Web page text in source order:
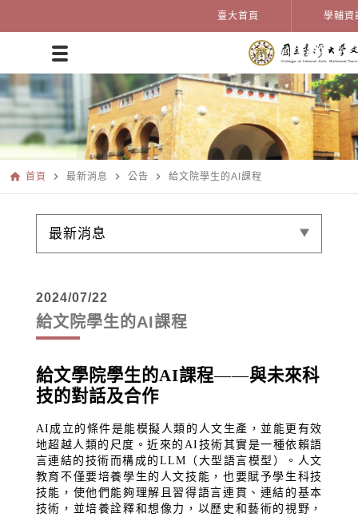
臺大首頁 學輔資
home 首頁 navigate_next 最新消息 navigate_next 公告 navigate_next 給文院學生的AI課程
最新消息
2024/07/22
給文院學生的AI課程
給文學院學生的AI課程——與未來科
技的對話及合作
AI 成立的條件是能模擬人類的人文生產，並能更有效
地超越人類的尺度。近來的AI 技術其實是一種依賴語
言連結的技術而構成的LLM（大型語言模型）
。人文
教育不僅要培養學生的人文技能，也要賦予學生科技
技能，使他們能夠理解且習得語言連貫、連結的基本
技術，並培養詮釋和想像力，以歷史和藝術的視野，